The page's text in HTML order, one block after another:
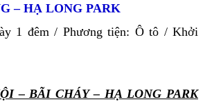
– HẠ LONG PARK
1 đêm / Phương tiện: Ô tô / Khởi
– BÃI CHÁY – HẠ LONG PARK